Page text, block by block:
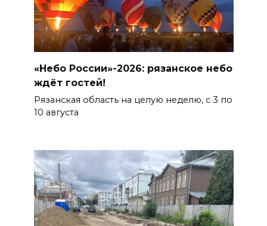
«Небо России»-2026: рязанское небо
ждёт гостей!
Рязанская область на целую неделю, с 3 по
10 августа